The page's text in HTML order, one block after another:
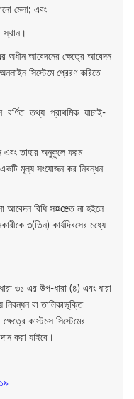
মেলা; এবং
স্থান।
আবেদনের ক্ষেত্রে আবেদন
সিস্টেমে প্রেরণ করিতে
বর্ণিত তথ্য প্রাথমিক যাচাই-
এবং তাহার অনুকূলে ফরম
মূল্য সংযোজন কর নিবন্ধন
আবেদন বিধি স¤œত না হইলে
৩(তিন) কার্যদিবসের মধ্যে
৩১ এর উপ-ধারা (৪) এবং ধারা
বা তালিকাভুক্তি
কাস্টমস সিস্টেমের
করা যাইবে।